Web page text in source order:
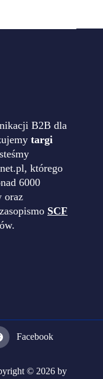
B2B dla
targi
którego
6000
oraz
SCF
Facebook
© 2026 by